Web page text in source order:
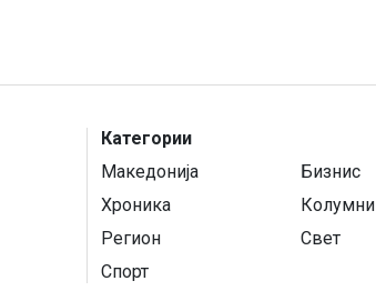
Категории
Македонија
Бизнис
Хроника
Колумни
Регион
Свет
Спорт